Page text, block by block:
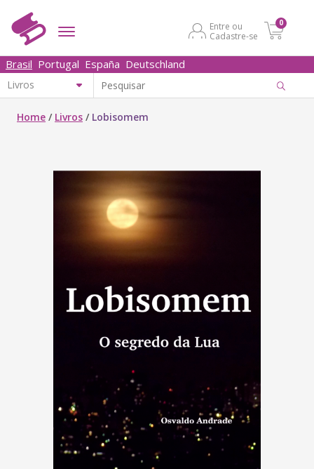
Entre ou
Cadastre-se
0
Brasil Portugal España Deutschland
Home / Livros / Lobisomem